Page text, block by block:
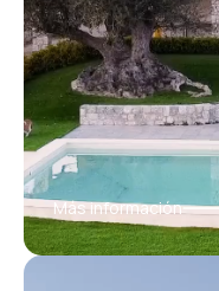
Más información